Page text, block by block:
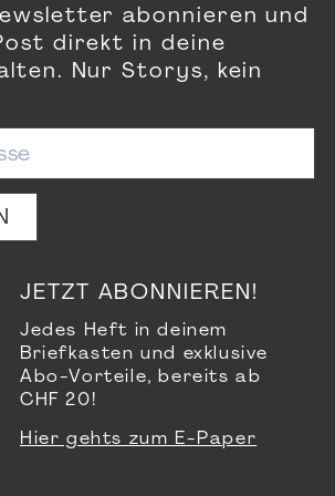
abonnieren und
direkt in deine
Nur Storys, kein
JETZT ABONNIEREN!
Jedes Heft in deinem
Briefkasten und exklusive
Abo-Vorteile, bereits ab
CHF 20!
Hier gehts zum E-Paper